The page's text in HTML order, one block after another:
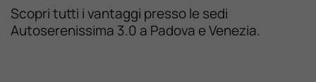
Scopri tutti i vantaggi presso le sedi
Autoserenissima 3.0 a Padova e Venezia.